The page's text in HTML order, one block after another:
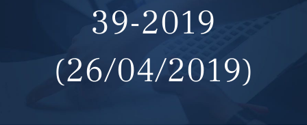
39-2019
(26/04/2019)